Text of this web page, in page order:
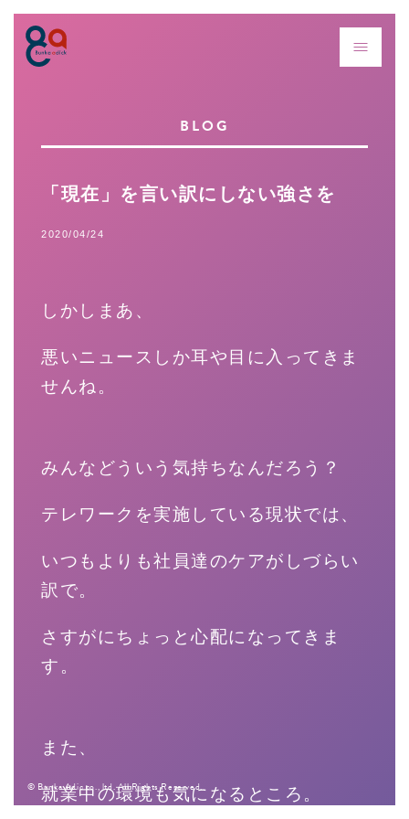
BLOG
「現在」を言い訳にしない強さを
2020/04/24
しかしまあ、
悪いニュースしか耳や目に入ってきま
せんね。
みんなどういう気持ちなんだろう？
テレワークを実施している現状では、
いつもよりも社員達のケアがしづらい
訳で。
さすがにちょっと心配になってきま
す。
また、
就業中の環境も気になるところ。
© Bunka Adic co., ltd. All Rights Reserved.